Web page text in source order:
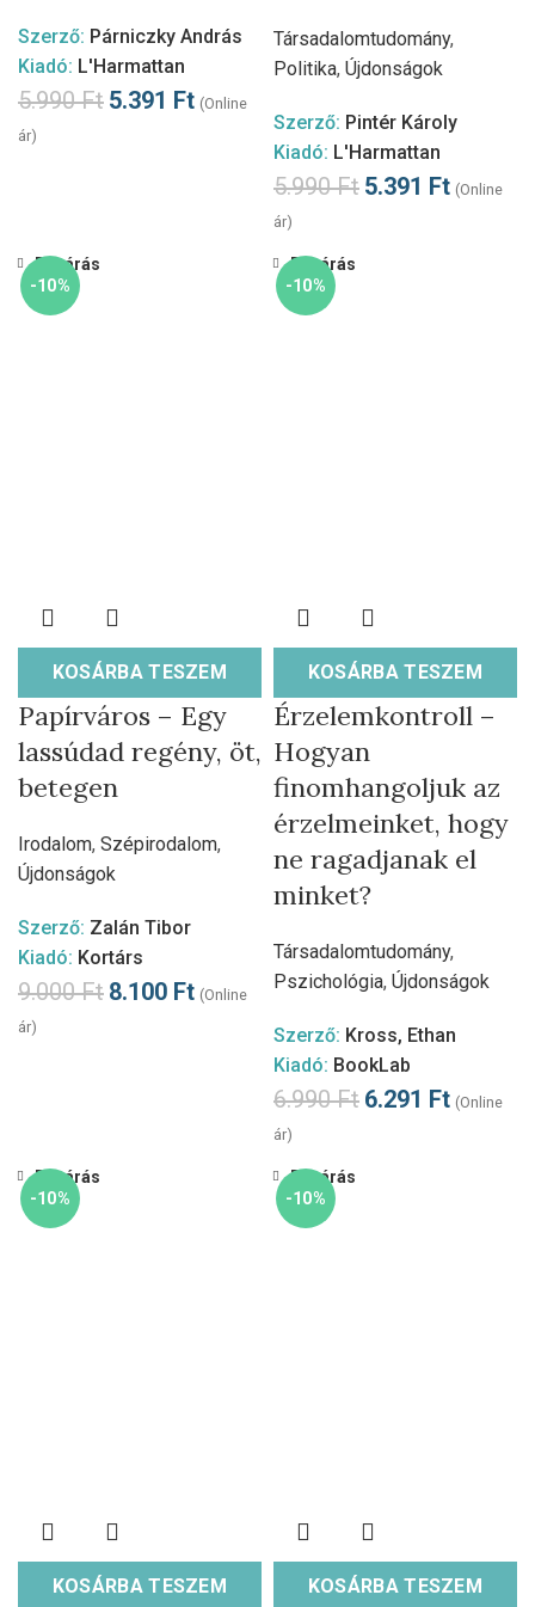
Szerző: Párniczky András
Kiadó: L'Harmattan
5.990Ft 5.391 Ft (Online
ár)
Társadalomtudomány,
Politika, Újdonságok
Szerző: Pintér Károly
Kiadó: L'Harmattan
5.990Ft 5.391 Ft (Online
ár)
-10%
KOSÁRBA TESZEM
Bezárás
Papírváros – Egy
lassúdad regény, öt,
betegen
Irodalom, Szépirodalom,
Újdonságok
Szerző: Zalán Tibor
Kiadó: Kortárs
9.000Ft 8.100 Ft (Online
ár)
-10%
KOSÁRBA TESZEM
Bezárás
Érzelemkontroll –
Hogyan
finomhangoljuk az
érzelmeinket, hogy
ne ragadjanak el
minket?
Társadalomtudomány,
Pszichológia, Újdonságok
Szerző: Kross, Ethan
Kiadó: BookLab
6.990Ft 6.291 Ft (Online
ár)
-10%
KOSÁRBA TESZEM
Bezárás
-10%
KOSÁRBA TESZEM
Bezárás